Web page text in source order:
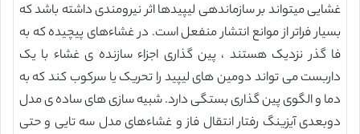
غشایی میتواند بر سازماندهی لیپیدها اثر نیرومندی داشته باشد که
بسیار فراتر از موانع انتشار منفعل است. در غشاءهای پیچیده که به
فا گذر نزدیک هستند ، پین گذاری اجزاء سازنده ی غشاء با یک
داربست می تواند دومین های لیپید را تحریک یا سرکوب کند که به
دما و الگوی پین گذاری بستگی دارد. شبیه سازی های ساده ی مدل
دوبعدی آیزینگ رفتار انتقال فاز و غشاءهای مدل سه تایی و حتی